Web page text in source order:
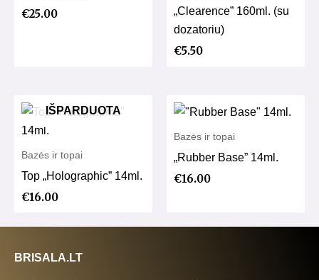
€25.00
„Clearence” 160ml. (su
dozatoriu)
€5.50
IŠPARDUOTA
Bazės ir topai
Top „Holographic” 14ml.
€16.00
Bazės ir topai
„Rubber Base” 14ml.
€16.00
BRISALA.LT